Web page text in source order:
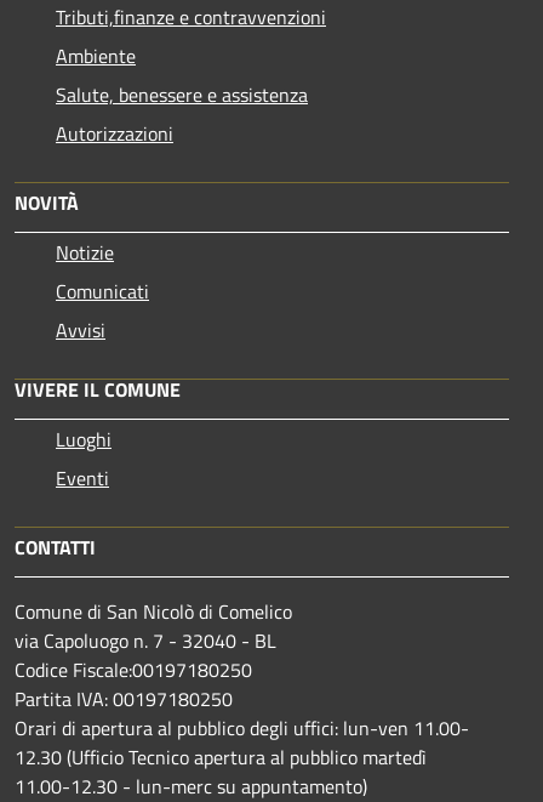
Tributi,finanze e contravvenzioni
Ambiente
Salute, benessere e assistenza
Autorizzazioni
NOVITÀ
Notizie
Comunicati
Avvisi
VIVERE IL COMUNE
Luoghi
Eventi
CONTATTI
Comune di San Nicolò di Comelico
via Capoluogo n. 7 - 32040 - BL
Codice Fiscale:00197180250
Partita IVA: 00197180250
Orari di apertura al pubblico degli uffici: lun-ven 11.00-
12.30 (Ufficio Tecnico apertura al pubblico martedì
11.00-12.30 - lun-merc su appuntamento)